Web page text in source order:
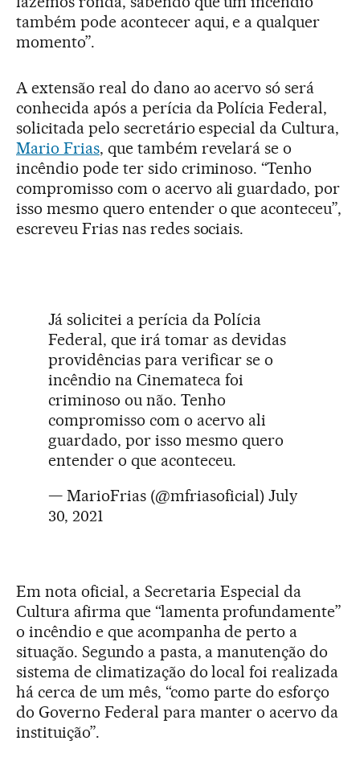
também pode acontecer aqui, e a qualquer
momento”.
A extensão real do dano ao acervo só será
conhecida após a perícia da Polícia Federal,
solicitada pelo secretário especial da Cultura,
Mario Frias, que também revelará se o
incêndio pode ter sido criminoso. “Tenho
compromisso com o acervo ali guardado, por
isso mesmo quero entender o que aconteceu”,
escreveu Frias nas redes sociais.
Já solicitei a perícia da Polícia
Federal, que irá tomar as devidas
providências para verificar se o
incêndio na Cinemateca foi
criminoso ou não. Tenho
compromisso com o acervo ali
guardado, por isso mesmo quero
entender o que aconteceu.
— MarioFrias (@mfriasoficial) July
30, 2021
Em nota oficial, a Secretaria Especial da
Cultura afirma que “lamenta profundamente”
o incêndio e que acompanha de perto a
situação. Segundo a pasta, a manutenção do
sistema de climatização do local foi realizada
há cerca de um mês, “como parte do esforço
do Governo Federal para manter o acervo da
instituição”.